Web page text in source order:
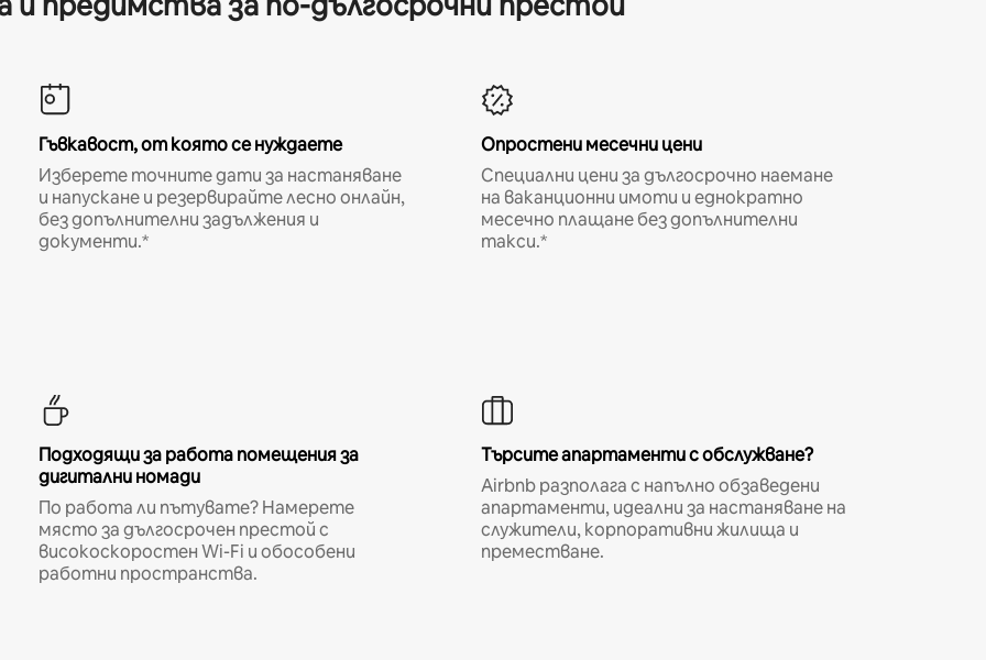
Гъвкавост, от която се нуждаете
Изберете точните дати за настаняване
и напускане и резервирайте лесно онлайн,
без допълнителни задължения и
документи.*
Опростени месечни цени
Специални цени за дългосрочно наемане
на ваканционни имоти и еднократно
месечно плащане без допълнителни
такси.*
Подходящи за работа помещения за
дигитални номади
По работа ли пътувате? Намерете
място за дългосрочен престой с
високоскоростен Wi-Fi и обособени
работни пространства.
Търсите апартаменти с обслужване?
Airbnb разполага с напълно обзаведени
апартаменти, идеални за настаняване на
служители, корпоративни жилища и
преместване.